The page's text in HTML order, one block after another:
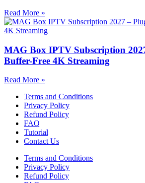
Read More »
MAG Box IPTV Subscription
Buffer-Free 4K Streaming
Read More »
Terms and Conditions
Privacy Policy
Refund Policy
FAQ
Tutorial
Contact Us
Terms and Conditions
Privacy Policy
Refund Policy